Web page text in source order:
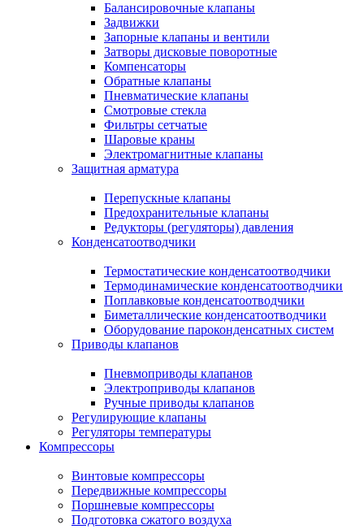
Балансировочные клапаны
Задвижки
Запорные клапаны и вентили
Затворы дисковые поворотные
Компенсаторы
Обратные клапаны
Пневматические клапаны
Смотровые стекла
Фильтры сетчатые
Шаровые краны
Электромагнитные клапаны
Защитная арматура
Перепускные клапаны
Предохранительные клапаны
Редукторы (регуляторы) давления
Конденсатоотводчики
Термостатические конденсатоотводчики
Термодинамические конденсатоотводчики
Поплавковые конденсатоотводчики
Биметаллические конденсатоотводчики
Оборудование пароконденсатных систем
Приводы клапанов
Пневмоприводы клапанов
Электроприводы клапанов
Ручные приводы клапанов
Регулирующие клапаны
Регуляторы температуры
Компрессоры
Винтовые компрессоры
Передвижные компрессоры
Поршневые компрессоры
Подготовка сжатого воздуха